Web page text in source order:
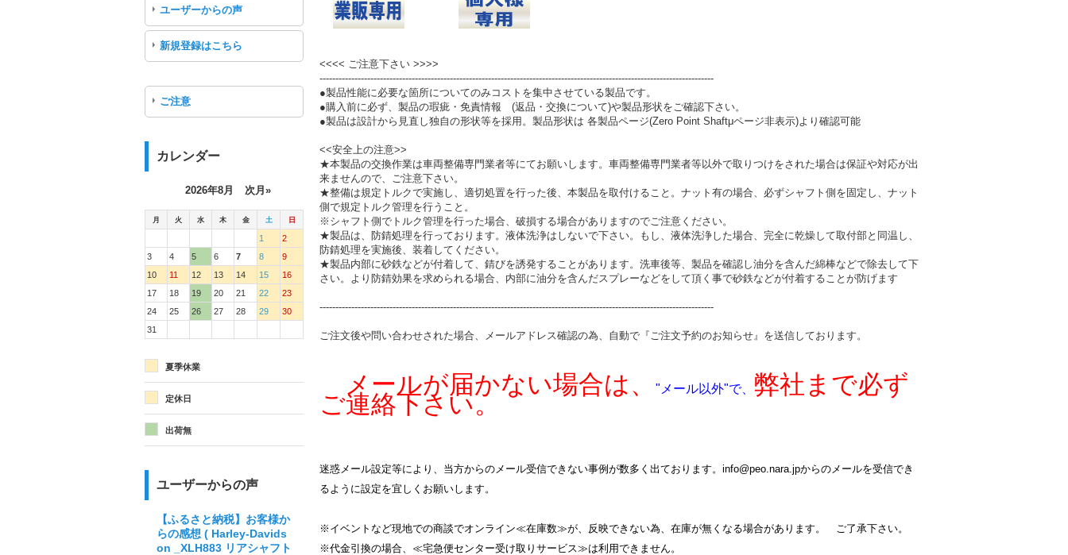
ユーザーからの声
新規登録はこちら
ご注意
カレンダー
2026年8月 次月»
月 火 水 木 金 土 日
1
2
3
4 5 6 7 8
9
10
11 12 13 14 15
16
17
18 19 20 21 22
23
24
25 26 27 28 29
30
31
夏季休業
定休日
出荷無
ユーザーからの声
【ふるさと納税】お客様か
らの感想 ( Harley-Davids
on _XLH883 リアシャフト
<<<< ご注意下さい >>>>
----------------------------------------------------------------------------------------------------------------------------
●製品性能に必要な箇所についてのみコストを集中させている製品です。
●購入前に必ず、製品の瑕疵・免責情報 (返品・交換について)や製品形状をご確認下さい。
●製品は設計から見直し独自の形状等を採用。製品形状は 各製品ページ(Zero Point Shaftμページ非表示)より確認可能
<<安全上の注意>>
★本製品の交換作業は車両整備専門業者等にてお願いします。車両整備専門業者等以外で取りつけをされた場合は保証や対応が出
来ませんので、ご注意下さい。
★整備は規定トルクで実施し、適切処置を行った後、本製品を取付けること。ナット有の場合、必ずシャフト側を固定し、ナット
側で規定トルク管理を行うこと。
※シャフト側でトルク管理を行った場合、破損する場合がありますのでご注意ください。
★製品は、防錆処理を行っております。液体洗浄はしないで下さい。もし、液体洗浄した場合、完全に乾燥して取付部と同温し、
防錆処理を実施後、装着してください。
★製品内部に砂鉄などが付着して、錆びを誘発することがあります。洗車後等、製品を確認し油分を含んだ綿棒などで除去して下
さい。より防錆効果を求められる場合、内部に油分を含んだスプレーなどをして頂く事で砂鉄などが付着することが防げます
----------------------------------------------------------------------------------------------------------------------------
ご注文後や問い合わせされた場合、メールアドレス確認の為、自動で『ご注文予約のお知らせ』を送信しております。
メールが届かない場合は、 "メール以外"で、 弊社まで必ず
ご連絡下さい。
迷惑メール設定等により、当方からのメール受信できない事例が数多く出ております。info@peo.nara.jpからのメールを受信でき
るように設定を宜しくお願いします。
※イベントなど現地での商談でオンライン≪在庫数≫が、反映できない為、在庫が無くなる場合があります。 ご了承下さい。
※代金引換の場合、≪宅急便センター受け取りサービス≫は利用できません。